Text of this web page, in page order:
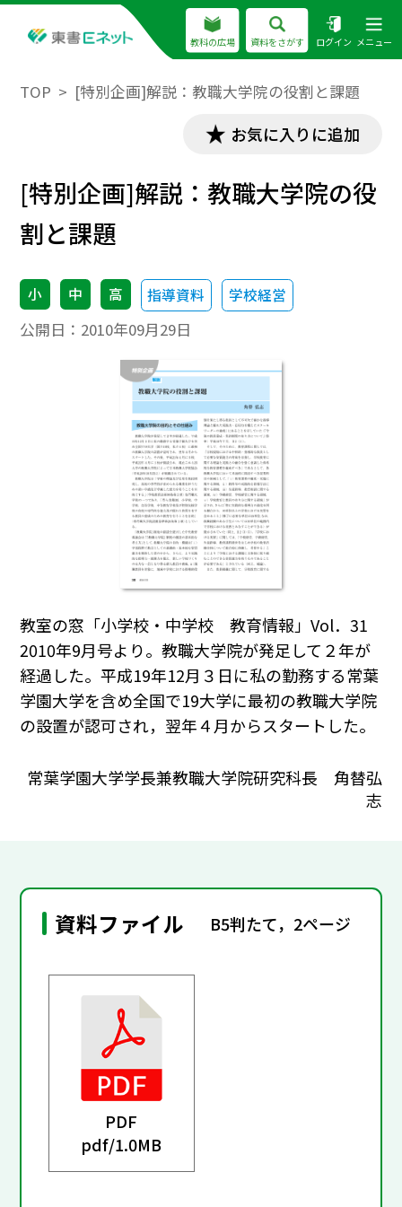
教科の広場 資料をさがす ログイン メニュー
TOP [特別企画]解説：教職大学院の役割と課題
お気に入りに追加
[特別企画]解説：教職大学院の役
割と課題
小 中 高 指導資料 学校経営
公開日： 2010年09月29日
教室の窓「小学校・中学校 教育情報」Vol．31
2010年9月号より。教職大学院が発足して２年が
経過した。平成19年12月３日に私の勤務する常葉
学園大学を含め全国で19大学に最初の教職大学院
の設置が認可され，翌年４月からスタートした。
常葉学園大学学長兼教職大学院研究科長 角替弘
志
資料ファイル B5判たて，2ページ
PDF
pdf/1.0MB